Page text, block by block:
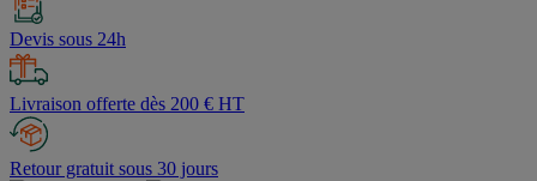
Devis sous 24h
Livraison offerte dès 200 € HT
Retour gratuit sous 30 jours